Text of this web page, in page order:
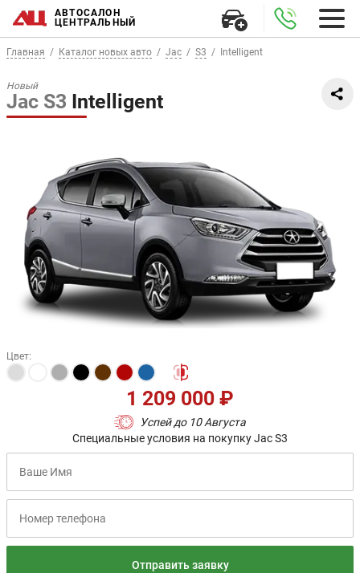
АВТОСАЛОН
ЦЕНТРАЛЬНЫЙ
Главная Каталог новых авто Jac S3 Intelligent
Новый
Jac S3 Intelligent
Цвет:
Успей до 10 Августа
1 209 000 ₽
Специальные условия на покупку Jac S3
Отправить заявку